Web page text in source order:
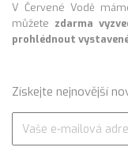
V Červené Vodě
můžete zdarma
prohlédnout
Získejte nejnovější